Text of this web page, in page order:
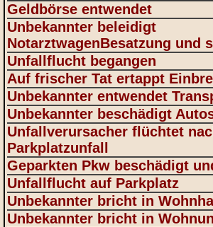
Geldbörse entwendet
Unbekannter beleidigt
NotarztwagenBesatzung und
Unfallflucht begangen
Auf frischer Tat ertappt
Unbekannter entwendet
Unbekannter beschädigt
Unfallverursacher flüchtet
Parkplatzunfall
Geparkten Pkw beschädigt
Unfallflucht auf Parkplatz
Unbekannter bricht in
Unbekannter bricht in